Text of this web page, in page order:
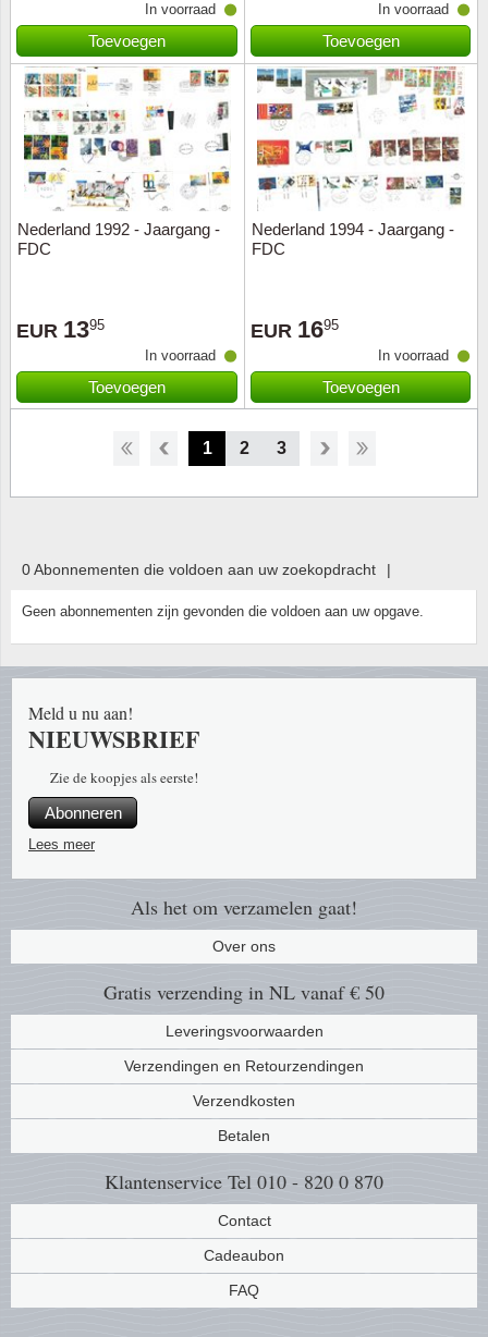
In voorraad
Toevoegen
In voorraad
Toevoegen
Nederland 1992 - Jaargang -
FDC
EUR 1395
In voorraad
Toevoegen
Nederland 1994 - Jaargang -
FDC
EUR 1695
In voorraad
Toevoegen
1 2 3
0 Abonnementen die voldoen aan uw zoekopdracht |
Geen abonnementen zijn gevonden die voldoen aan uw opgave.
Als het om verzamelen gaat!
Over ons
Gratis verzending in NL vanaf € 50
Leveringsvoorwaarden
Verzendingen en Retourzendingen
Verzendkosten
Betalen
Klantenservice Tel 010 - 820 0 870
Contact
Cadeaubon
FAQ
Meld u nu aan!
NIEUWSBRIEF
Zie de koopjes als eerste!
Abonneren
Lees meer